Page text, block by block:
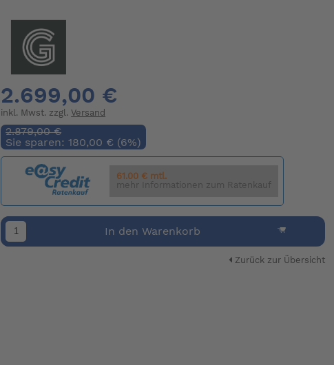
2.699,00 €
inkl. Mwst. zzgl. Versand
2.879,00 €
Sie sparen: 180,00 € (6%)
61.00 € mtl.
mehr Informationen zum Ratenkauf
In den Warenkorb
Zurück zur Übersicht